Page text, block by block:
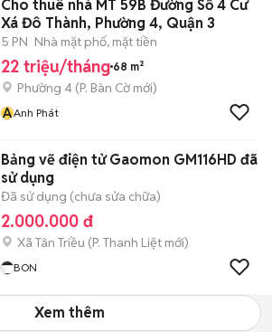
Cho thuê nhà MT 59B Đường Số 4 Cư
Xá Đô Thành, Phường 4, Quận 3
5 PN Nhà mặt phố, mặt tiền
22 triệu/tháng 68 m²
Phường 4 (P. Bàn Cờmới)
AAnh Phát
Bảng vẽ điện tử Gaomon GM116HD đã
sử dụng
Đã sử dụng (chưa sửa chữa)
2.000.000 đ
Xã Tân Triều (P. Thanh Liệt mới)
BON
Xem thêm